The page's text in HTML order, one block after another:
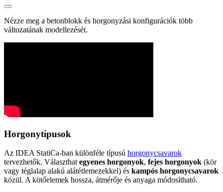
Nézze meg a betonblokk és horgonyzási konfigurációk több
változatának modellezését.
Horgonytípusok
Az IDEA StatiCa-ban különféle típusú horgonycsavarok
tervezhetők. Választhat egyenes horgonyok, fejes horgonyok (kör
vagy téglalap alakú alátétlemezekkel) és kampós horgonycsavarok
közül. A kötőelemek hossza, átmérője és anyaga módosítható.